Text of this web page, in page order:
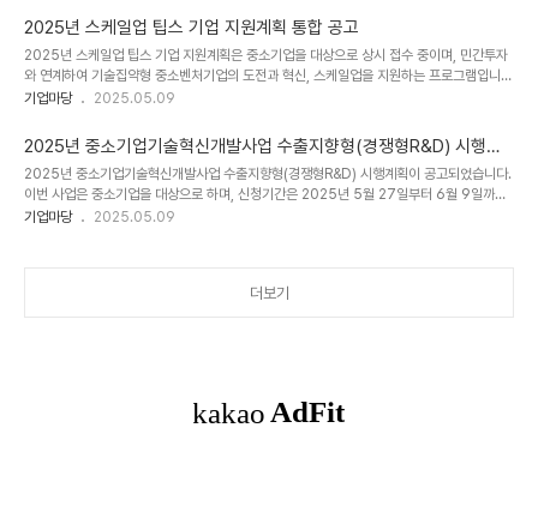
다. 관련 정보는 대한무역투자진흥공사에서 확인할 수 있습니다.[상세내용]□ 공고 제목
2025년 싱가포르 프랜차이징 및 라이센싱 전시회 (FRANCHISING & LICENSING
ASIA) 한국관 참가기업 추가 모집 공고 □ 지원대상중소기업 □ 신청기간20250510 ~
20250523 □ 사업개요KOTRA와 ㈜글로벌에프엠은 2025년 9월..
2025년 스케일업 팁스 기업 지원계획 통합 공고
2025년 스케일업 팁스 기업 지원계획은 중소기업을 대상으로 상시 접수 중이며, 민간투자
와 연계하여 기술집약형 중소벤처기업의 도전과 혁신, 스케일업을 지원하는 프로그램입니
다. 중소기업기본법에 따라 스케일업 팁스 (일반형ㆍ글로벌형)을 지원하며, 신청은 중소기업
시기 바랍니다.[상세내용]□ 공고 제목2025년 스케일업 팁스 기업 지원계획 통합 공고 □
지원대상중소기업 □ 신청기간상시 접수 □ 사업개요민간투자와 연계하여 기술집약형 유망
중소벤처기업의 도전과 혁신, 스케일업을 지원하기 위한 「2025년 스케일업 팁스 기업 지원
계획」을 다음과 같이 공고하오니, 동 프로그램에 참여하고자 하는 중소벤처기업은 사업 안내
에 따라 신청하..
기업마당 2025.05.09
2025년 중소기업기술혁신개발사업 수출지향형(경쟁형R&D) 시행계
획 공고
2025년 중소기업기술혁신개발사업 수출지향형(경쟁형R&D) 시행계획이 공고되었습니다.
이번 사업은 중소기업을 대상으로 하며, 신청기간은 2025년 5월 27일부터 6월 9일까지
입니다. 사업은 수출을 중점으로 한 R&D를 지원하며, 중소기업기본법에 따라 중소기업이라
□ 신청기간20250527 ~ 20250609 □ 사업개요「2025년도 중소기업기술혁신개발
기업마당 2025.05.09
더보기